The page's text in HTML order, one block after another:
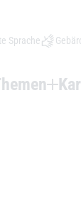
Sprache